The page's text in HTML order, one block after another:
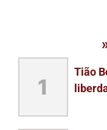
1
Tião